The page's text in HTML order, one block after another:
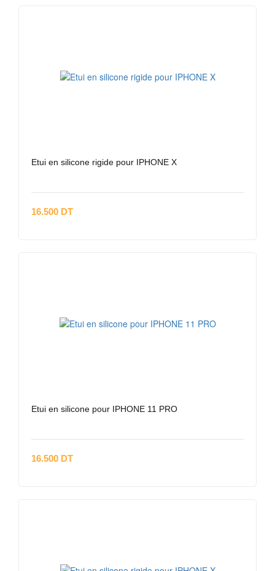
Etui en silicone rigide pour IPHONE X
16.500 DT
Etui en silicone pour IPHONE 11 PRO
16.500 DT